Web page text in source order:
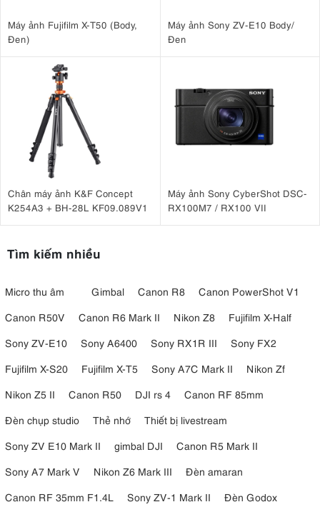
Máy ảnh Fujifilm X-T50 (Body,
Đen)
Máy ảnh Sony ZV-E10 Body/
Đen
Chân máy ảnh K&F Concept
K254A3 + BH-28L KF09.089V1
Máy ảnh Sony CyberShot DSC-
RX100M7 / RX100 VII
Tìm kiếm nhiều
Micro thu âm Gimbal Canon R8
Canon PowerShot V1
Canon R50V
Canon R6 Mark II Nikon Z8
Fujifilm X-Half
Sony ZV-E10
Sony A6400 Sony RX1R III
Sony FX2
Fujifilm X-S20
Fujifilm X-T5 Sony A7C Mark II
Nikon Zf
Nikon Z5 II
Canon R50 DJI rs 4
Canon RF 85mm
Đèn chụp studio
Thẻ nhớ
Thiết bị livestream
Sony ZV E10 Mark II
gimbal DJI
Canon R5 Mark II
Sony A7 Mark V
Nikon Z6 Mark III
Đèn amaran
Canon RF 35mm F1.4L
Sony ZV-1 Mark II
Đèn Godox